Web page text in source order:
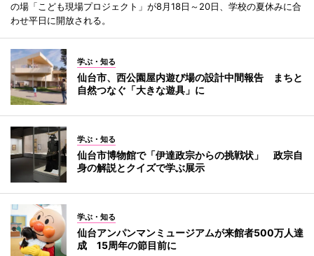
の場「こども現場プロジェクト」が8月18日～20日、学校の夏休みに合
わせ平日に開放される。
学ぶ・知る
仙台市、西公園屋内遊び場の設計中間報告 まちと
自然つなぐ「大きな遊具」に
学ぶ・知る
仙台市博物館で「伊達政宗からの挑戦状」 政宗自
身の解説とクイズで学ぶ展示
学ぶ・知る
仙台アンパンマンミュージアムが来館者500万人達
成 15周年の節目前に